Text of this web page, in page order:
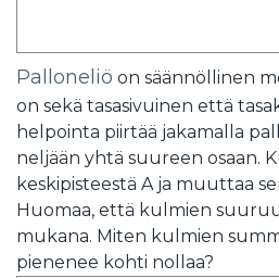
Palloneliö on säännöllinen
on sekä tasasivuinen että
helpointa piirtää jakamalla
neljään yhtä suureen osaan.
keskipisteestä A ja muuttaa
Huomaa, että kulmien
mukana. Miten kulmien
pienenee kohti nollaa?